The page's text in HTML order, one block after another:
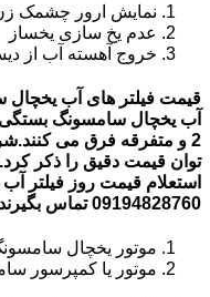
نمایش ارور چشمک زن
عدم یخ سازی یخساز
خروج آهسته آب از
قیمت فیلتر های آب یخچال
آب یخچال سامسونگ
2 و متفرقه فرق می
توان قیمت دقیق را ذکر
استعلام قیمت روز فیلتر
09194828760 تماس بگیرند.
موتور یخچال
موتور یا کمپرسور